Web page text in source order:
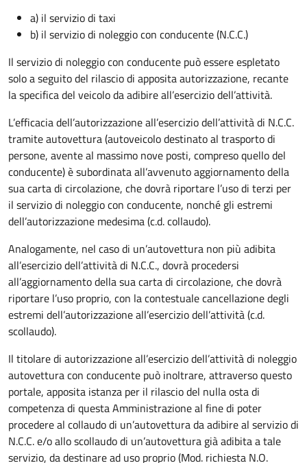
a) il servizio di taxi
b) il servizio di noleggio con conducente (N.C.C.)
Il servizio di noleggio con conducente può essere espletato
solo a seguito del rilascio di apposita autorizzazione, recante
la specifica del veicolo da adibire all’esercizio dell’attività.
L’efficacia dell’autorizzazione all’esercizio dell’attività di N.C.C.
tramite autovettura (autoveicolo destinato al trasporto di
persone, avente al massimo nove posti, compreso quello del
conducente) è subordinata all’avvenuto aggiornamento della
sua carta di circolazione, che dovrà riportare l’uso di terzi per
il servizio di noleggio con conducente, nonché gli estremi
dell’autorizzazione medesima (c.d. collaudo).
Analogamente, nel caso di un’autovettura non più adibita
all’esercizio dell’attività di N.C.C., dovrà procedersi
all’aggiornamento della sua carta di circolazione, che dovrà
riportare l’uso proprio, con la contestuale cancellazione degli
estremi dell’autorizzazione all’esercizio dell’attività (c.d.
scollaudo).
Il titolare di autorizzazione all’esercizio dell’attività di noleggio
autovettura con conducente può inoltrare, attraverso questo
portale, apposita istanza per il rilascio del nulla osta di
competenza di questa Amministrazione al fine di poter
procedere al collaudo di un’autovettura da adibire al servizio di
N.C.C. e/o allo scollaudo di un’autovettura già adibita a tale
servizio, da destinare ad uso proprio (Mod. richiesta N.O.